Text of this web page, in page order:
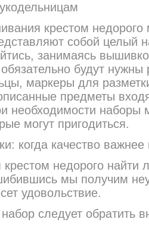
крестом недорого
собой целый
занимаясь
будут нужны
маркеры для
предметы
необходимости наборы
могут пригодиться.
когда качество важнее
недорого найти
мы получим
удовольствие.
следует обратить